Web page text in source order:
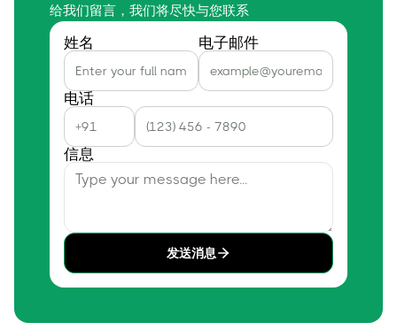
给我们留言，我们将尽快与您联系
姓名 电子邮件
电话
信息
发送消息